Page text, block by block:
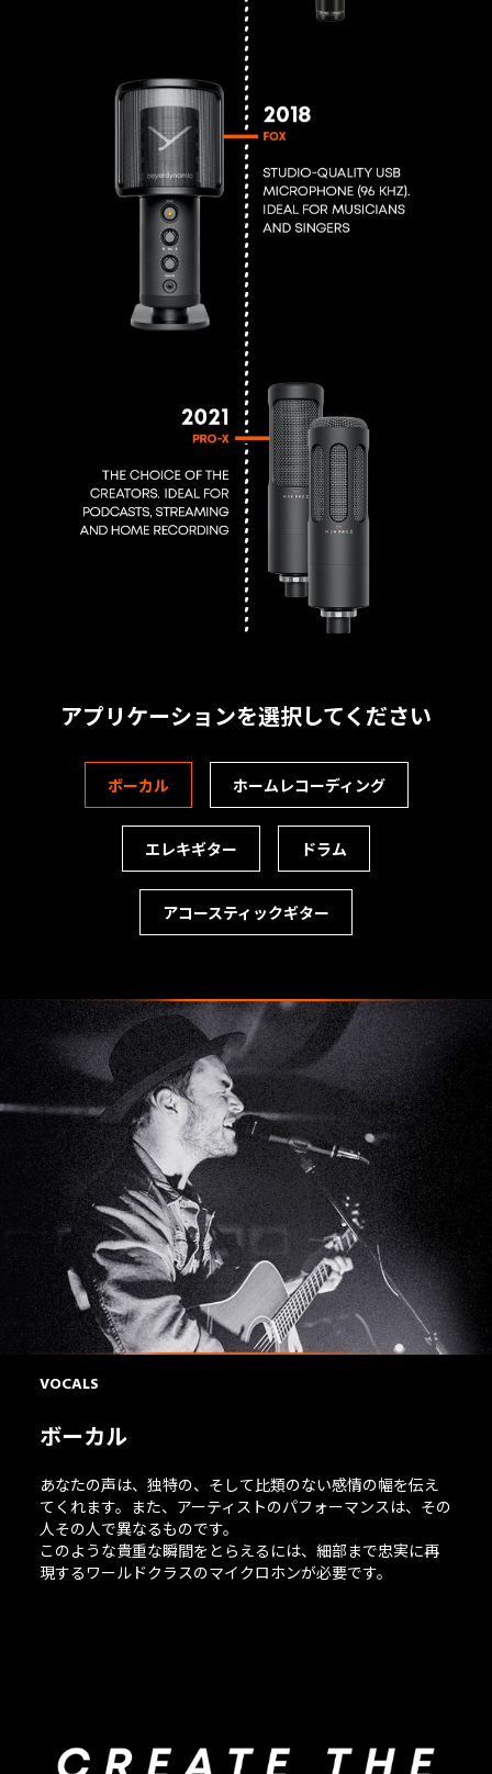
アプリケーションを選択してください
ボーカル ホームレコーディング
エレキギター ドラム
アコースティックギター
VOCALS
ボーカル
あなたの声は、独特の、そして比類のない感情の幅を伝え
てくれます。また、アーティストのパフォーマンスは、その
人その人で異なるものです。
このような貴重な瞬間をとらえるには、細部まで忠実に再
現するワールドクラスのマイクロホンが必要です。